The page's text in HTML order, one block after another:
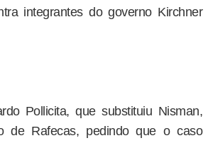
integrantes do governo Kirchner
Pollicita, que substituiu Nisman,
de Rafecas, pedindo que o caso